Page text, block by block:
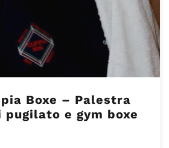
Boxe – Palestra
e gym boxe